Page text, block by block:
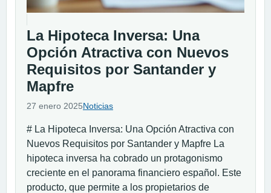
La Hipoteca Inversa: Una
Opción Atractiva con Nuevos
Requisitos por Santander y
Mapfre
27 enero 2025Noticias
# La Hipoteca Inversa: Una Opción Atractiva con
Nuevos Requisitos por Santander y Mapfre La
hipoteca inversa ha cobrado un protagonismo
creciente en el panorama financiero español. Este
producto, que permite a los propietarios de